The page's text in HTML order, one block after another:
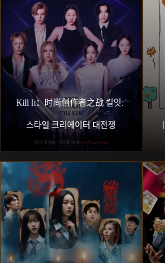
Kill It：时尚创作者之战 킬잇:
스타일 크리에이터 대전쟁